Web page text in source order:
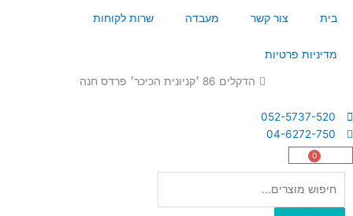
לתוכן
בית צור קשר מעבדה שרות לקוחות
מדיניות פרטיות
הדקלים 86 ׳קניונית הכיכר׳ פרדס חנה
052-5737-520
04-6272-750
0
עגלת
קניות